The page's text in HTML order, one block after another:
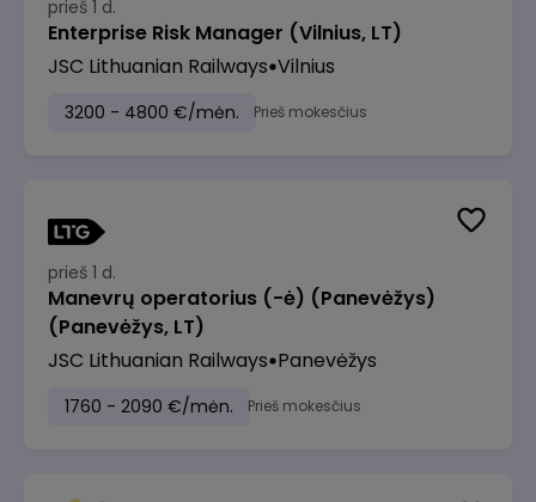
prieš 1 d.
Enterprise Risk Manager (Vilnius, LT)
JSC Lithuanian Railways Vilnius
3200 - 4800 €/mėn. Prieš mokesčius
prieš 1 d.
Manevrų operatorius (-ė) (Panevėžys)
(Panevėžys, LT)
JSC Lithuanian Railways Panevėžys
1760 - 2090 €/mėn. Prieš mokesčius